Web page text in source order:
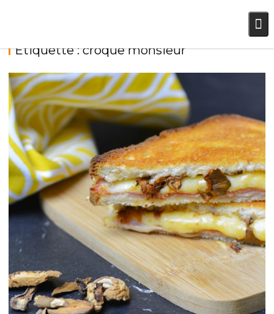
Étiquette :croque monsieur